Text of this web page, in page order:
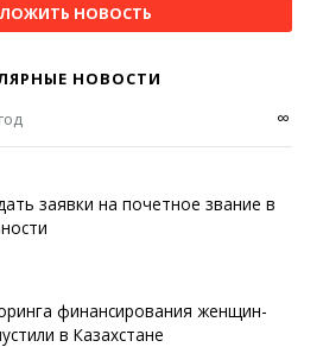
НОВОСТЬ
НОВОСТИ
∞
заявки на почетное звание в
финансирования женщин-
в Казахстане